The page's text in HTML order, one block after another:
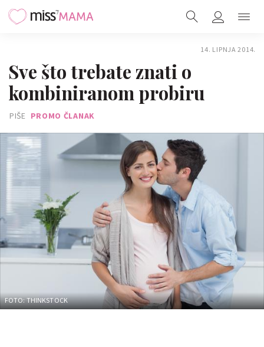
14. LIPNJA 2014.
Sve što trebate znati o
kombiniranom probiru
PIŠE PROMO ČLANAK
FOTO: THINKSTOCK